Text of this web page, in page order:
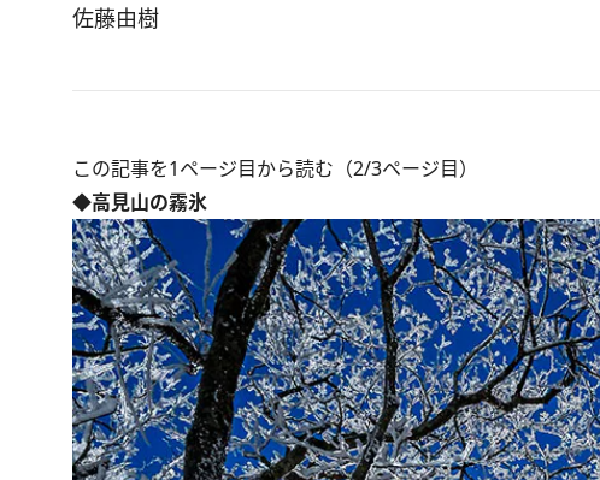
佐藤由樹
この記事を1ページ目から読む（2/3ページ目）
◆高見山の霧氷